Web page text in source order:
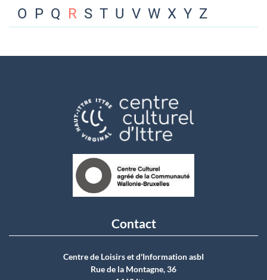
O P Q R S T U V W X Y Z
Contact
Centre de Loisirs et d'Information asbI
Rue de la Montagne, 36